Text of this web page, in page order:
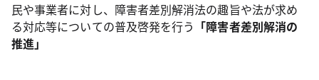
民や事業者に対し、障害者差別解消法の趣旨や法が求め
る対応等についての普及啓発を行う 「障害者差別解消の
推進」